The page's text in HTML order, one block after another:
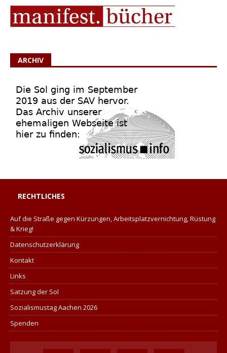
ARCHIV
RECHTLICHES
Auf die Straße gegen Kürzungen, Arbeitsplatzvernichtung, Rüstung
& Krieg!
Datenschutzerklärung
Kontakt
Links
Satzung der Sol
Sozialismustag Aachen 2026
Spenden